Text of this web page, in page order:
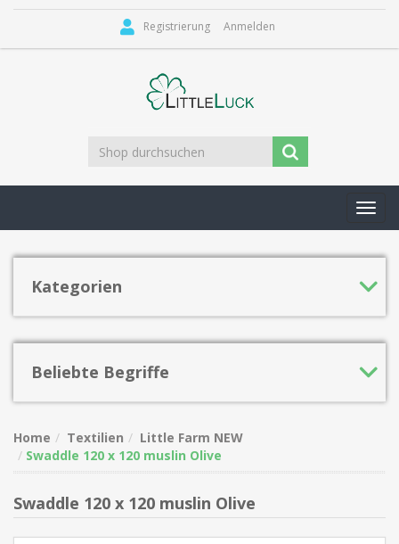
Registrierung Anmelden
Kategorien
Beliebte Begriffe
Home Textilien
Little Farm NEW
Swaddle 120 x 120 muslin Olive
Swaddle 120 x 120 muslin Olive